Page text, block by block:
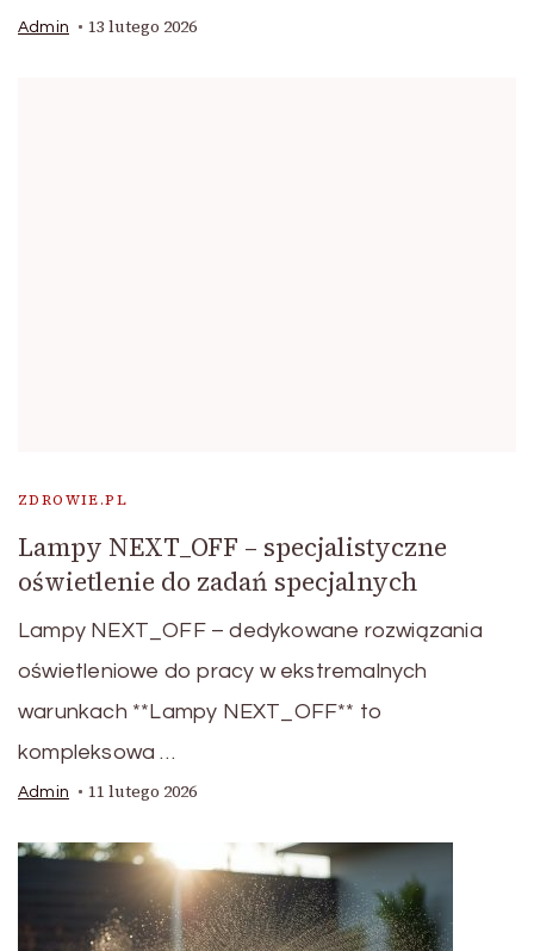
Admin 13 lutego 2026
ZDROWIE.PL
Lampy NEXT_OFF – specjalistyczne
oświetlenie do zadań specjalnych
Lampy NEXT_OFF – dedykowane rozwiązania
oświetleniowe do pracy w ekstremalnych
warunkach **Lampy NEXT_OFF** to
kompleksowa …
Admin 11 lutego 2026